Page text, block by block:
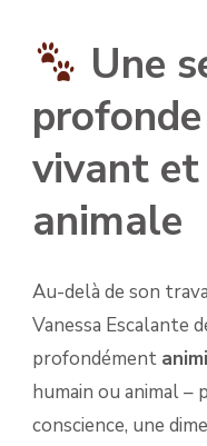
Une
vivant et
animale
Au-delà de son
Vanessa Escalante
profondément
humain ou animal –
conscience, une